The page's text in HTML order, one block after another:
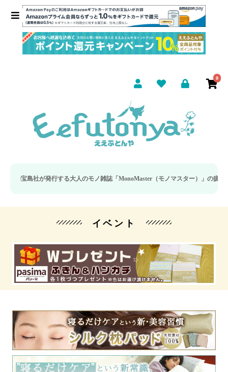
0
社が発行する大人のモノ雑誌「MonoMaster（モノマスター）」の疲労回復・睡
イベント